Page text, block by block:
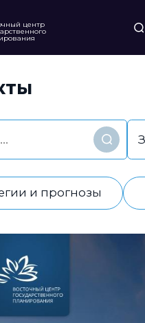
центр
Найти
и прогнозы